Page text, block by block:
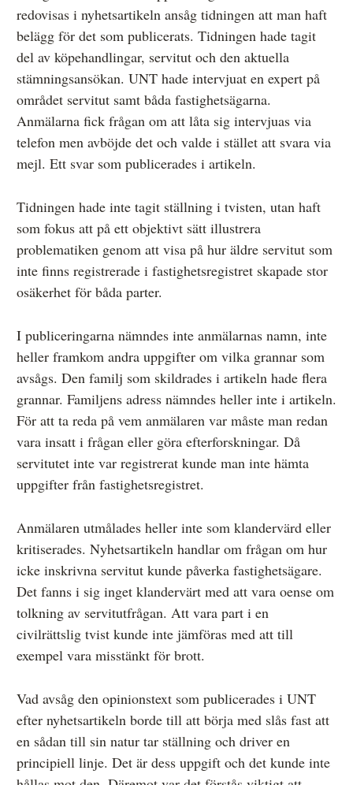
redovisas i nyhetsartikeln ansåg tidningen att man haft
belägg för det som publicerats. Tidningen hade tagit
del av köpehandlingar, servitut och den aktuella
stämningsansökan. UNT hade intervjuat en expert på
området servitut samt båda fastighetsägarna.
Anmälarna fick frågan om att låta sig intervjuas via
telefon men avböjde det och valde i stället att svara via
mejl. Ett svar som publicerades i artikeln.
Tidningen hade inte tagit ställning i tvisten, utan haft
som fokus att på ett objektivt sätt illustrera
problematiken genom att visa på hur äldre servitut som
inte finns registrerade i fastighetsregistret skapade stor
osäkerhet för båda parter.
I publiceringarna nämndes inte anmälarnas namn, inte
heller framkom andra uppgifter om vilka grannar som
avsågs. Den familj som skildrades i artikeln hade flera
grannar. Familjens adress nämndes heller inte i artikeln.
För att ta reda på vem anmälaren var måste man redan
vara insatt i frågan eller göra efterforskningar. Då
servitutet inte var registrerat kunde man inte hämta
uppgifter från fastighetsregistret.
Anmälaren utmålades heller inte som klandervärd eller
kritiserades. Nyhetsartikeln handlar om frågan om hur
icke inskrivna servitut kunde påverka fastighetsägare.
Det fanns i sig inget klandervärt med att vara oense om
tolkning av servitutfrågan. Att vara part i en
civilrättslig tvist kunde inte jämföras med att till
exempel vara misstänkt för brott.
Vad avsåg den opinionstext som publicerades i UNT
efter nyhetsartikeln borde till att börja med slås fast att
en sådan till sin natur tar ställning och driver en
principiell linje. Det är dess uppgift och det kunde inte